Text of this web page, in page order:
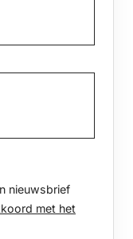
nieuwsbrief
met het